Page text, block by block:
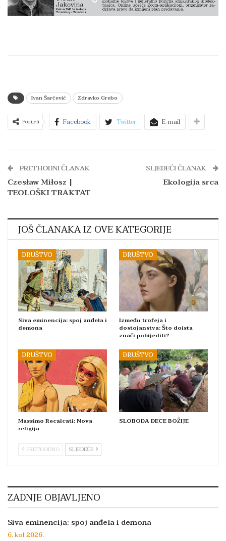
Ivan Šarčević Zdravko Grebo
Podijeli Facebook Twitter E-mail
PRETHODNI ČLANAK
Czesław Miłosz |
TEOLOŠKI TRAKTAT
SLJEDEĆI ČLANAK
Ekologija srca
JOŠ ČLANAKA IZ OVE KATEGORIJE
DRUŠTVO
Siva eminencija: spoj anđela i
demona
DRUŠTVO
Između trofeja i
dostojanstva: Što doista
znači pobijediti?
DRUŠTVO
Massimo Recalcati: Nova
religija
DRUŠTVO
SLOBODA DECE BOŽIJE
PRETHODNO SLJEDEĆE
ZADNJE OBJAVLJENO
Siva eminencija: spoj anđela i demona
6. kol 2026.